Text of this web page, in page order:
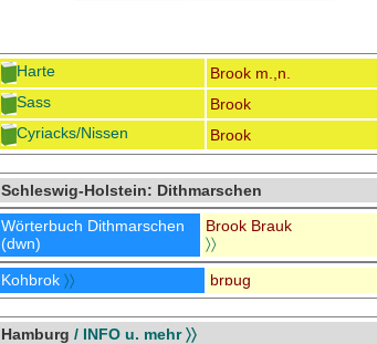
Harte
Brook m.,n.
Sass
Brook
Cyriacks/Nissen
Brook
Schleswig-Holstein: Dithmarschen
Wörterbuch Dithmarschen
(dwn)
Brook Brauk
〉〉
Kohbrok 〉〉 brɒug
Hamburg / INFO u. mehr 〉〉